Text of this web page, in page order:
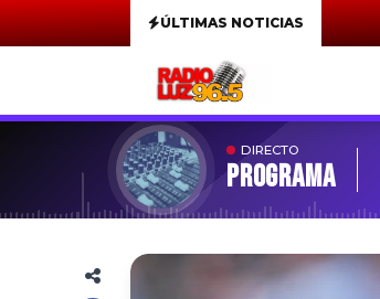
ÚLTIMAS NOTICIAS
DIRECTO
Programa